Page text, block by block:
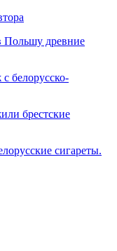
Польшу древние
белорусско-
брестские
сигареты.